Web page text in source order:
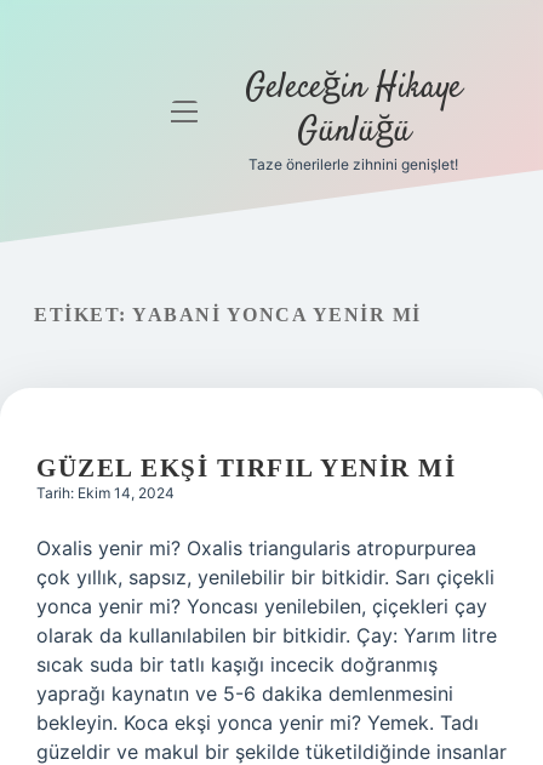
Gizlilik
Yasal Uyarı
Hakkımızda
menüyü Geleceğin Hikaye
Günlüğü
Taze önerilerle zihnini genişlet!
ETIKET: YABANI YONCA YENIR MI
GÜZEL EKŞI TIRFIL YENIR MI
Tarih: Ekim 14, 2024
Oxalis yenir mi? Oxalis triangularis atropurpurea
çok yıllık, sapsız, yenilebilir bir bitkidir. Sarı çiçekli
yonca yenir mi? Yoncası yenilebilen, çiçekleri çay
olarak da kullanılabilen bir bitkidir. Çay: Yarım litre
sıcak suda bir tatlı kaşığı incecik doğranmış
yaprağı kaynatın ve 5-6 dakika demlenmesini
bekleyin. Koca ekşi yonca yenir mi? Yemek. Tadı
güzeldir ve makul bir şekilde tüketildiğinde insanlar